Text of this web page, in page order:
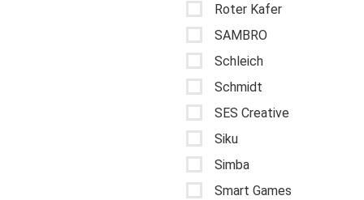
Roter Kafer
SAMBRO
Schleich
Schmidt
SES Creative
Siku
Simba
Smart Games